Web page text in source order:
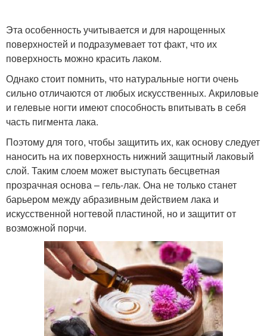
Эта особенность учитывается и для нарощенных
поверхностей и подразумевает тот факт, что их
поверхность можно красить лаком.
Однако стоит помнить, что натуральные ногти очень
сильно отличаются от любых искусственных. Акриловые
и гелевые ногти имеют способность впитывать в себя
часть пигмента лака.
Поэтому для того, чтобы защитить их, как основу следует
наносить на их поверхность нижний защитный лаковый
слой. Таким слоем может выступать бесцветная
прозрачная основа – гель-лак. Она не только станет
барьером между абразивным действием лака и
искусственной ногтевой пластиной, но и защитит от
возможной порчи.